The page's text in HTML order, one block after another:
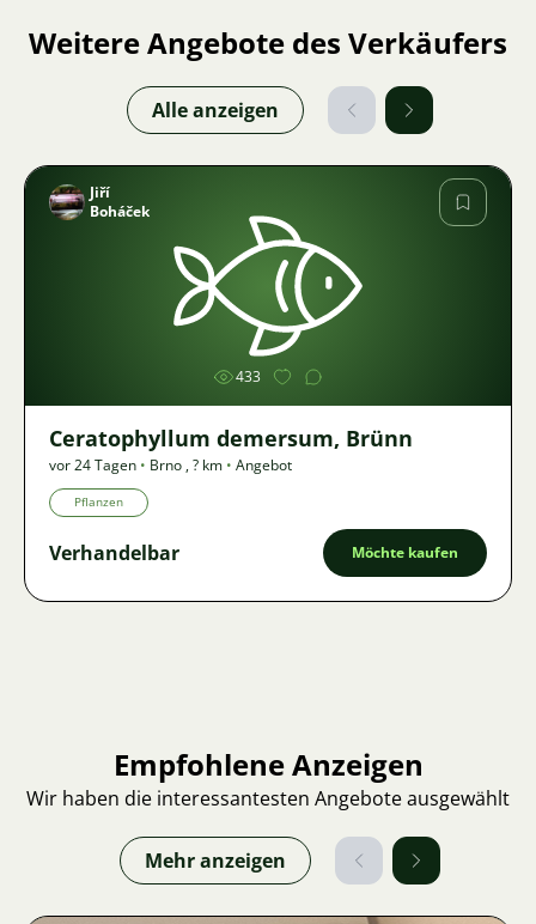
Weitere Angebote des Verkäufers
Alle anzeigen
Bild
Jiří
Boháček
433
Ceratophyllum demersum, Brünn
vor 24 Tagen • Brno ,? km • Angebot
Pflanzen
Verhandelbar Möchte kaufen
Empfohlene Anzeigen
Wir haben die interessantesten Angebote ausgewählt
Mehr anzeigen